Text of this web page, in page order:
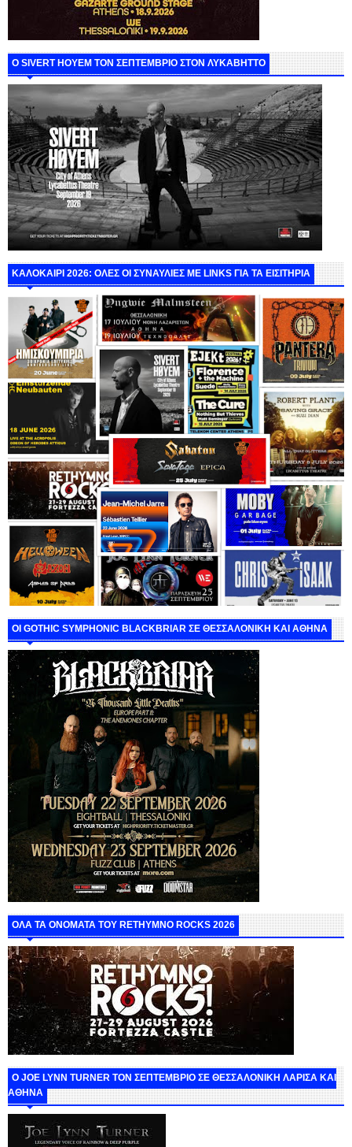
Ο SIVERT HOYEM ΤΟΝ ΣΕΠΤΕΜΒΡΙΟ ΣΤΟΝ ΛΥΚΑΒΗΤΤΟ
ΚΑΛΟΚΑΙΡΙ 2026: ΟΛΕΣ ΟΙ ΣΥΝΑΥΛΙΕΣ ΜΕ LINKS ΓΙΑ ΤΑ ΕΙΣΙΤΗΡΙΑ
ΟΙ GOTHIC SYMPHONIC BLACKBRIAR ΣΕ ΘΕΣΣΑΛΟΝΙΚΗ ΚΑΙ ΑΘΗΝΑ
ΟΛΑ ΤΑ ΟΝΟΜΑΤΑ ΤΟΥ RETHYMNO ROCKS 2026
O JOE LYNN TURNER ΤΟΝ ΣΕΠΤΕΜΒΡΙΟ ΣΕ ΘΕΣΣΑΛΟΝΙΚΗ ΛΑΡΙΣΑ ΚΑΙ
ΑΘΗΝΑ